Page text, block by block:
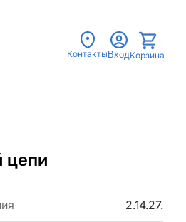
Контакты ВходКорзина
цепи
2.14.27.